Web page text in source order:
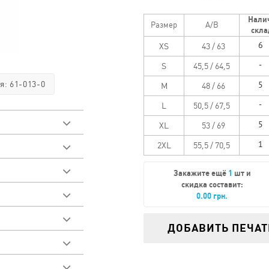
61-013-0
со
по
Фасонные
для более
посадки.
обработан
видео
работ
Тираж 101 - 200 шт. :
Тираж от 201 шт. :
Размер A/B
XS 43 / 63
S 45,5 / 64,5
M 48 / 66
L 50,5 / 67,5
XL 53 / 69
2XL 55,5 / 70,5
Закажите ещё 1 шт и
скидка составит:
0.00 грн.
ДОБАВИТЬ